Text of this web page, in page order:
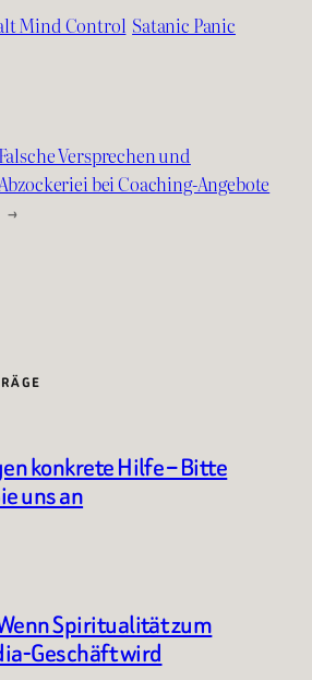
Mind Control Satanic Panic
Falsche Versprechen und
Abzockeriei bei Coaching-Angebote
→
konkrete Hilfe – Bitte
uns an
Spiritualität zum
Geschäft wird